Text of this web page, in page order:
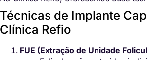
Técnicas de Implante
Clínica Refio
FUE (Extração de Unidade